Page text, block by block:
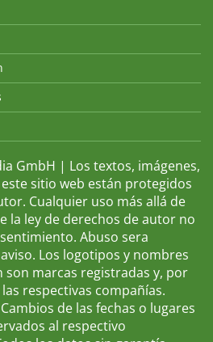
GmbH | Los textos, imágenes,
sitio web están protegidos
Cualquier uso más allá de
la ley de derechos de autor no
Abuso sera
Los logotipos y nombres
son marcas registradas y, por
respectivas compañías.
de las fechas o lugares
al respectivo